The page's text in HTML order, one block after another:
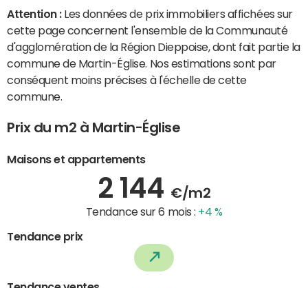
Attention : Les données de prix immobiliers affichées sur
cette page concernent l'ensemble de la Communauté
d'agglomération de la Région Dieppoise, dont fait partie la
commune de Martin-Église. Nos estimations sont par
conséquent moins précises à l'échelle de cette
commune.
Prix du m2 à Martin-Église
Maisons et appartements
2 144 €/m2
Tendance sur 6 mois : +4 %
Tendance prix